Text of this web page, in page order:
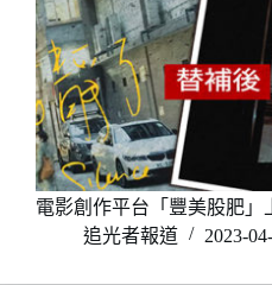
電影創作平台「豐美股肥
追光者報道
2023-